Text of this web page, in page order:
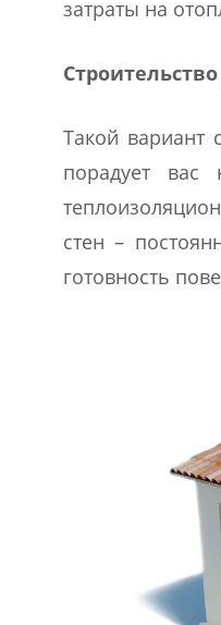
затраты на
Такой вариант
порадует вас
стен –
готовность